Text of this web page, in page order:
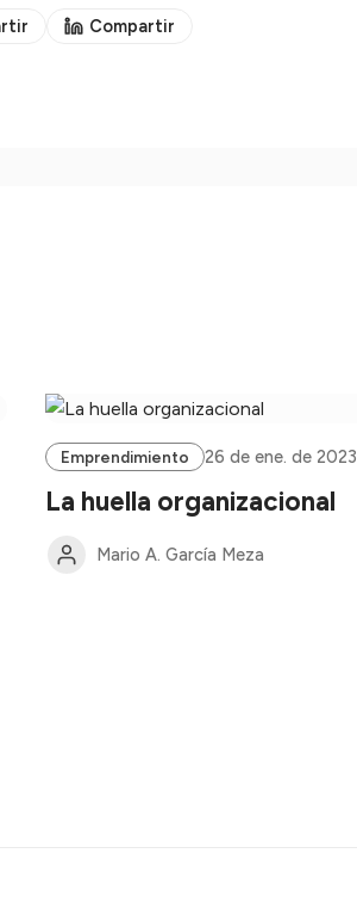
Compartir
Emprendimiento 26 de ene. de 2023
La huella organizacional
Mario A. García Meza